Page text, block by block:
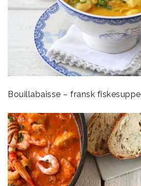
Bouillabaisse – fransk fiskesuppe